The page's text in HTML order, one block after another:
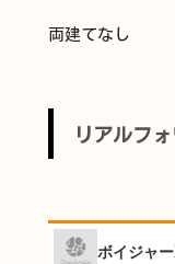
両建てなし
リアルフ